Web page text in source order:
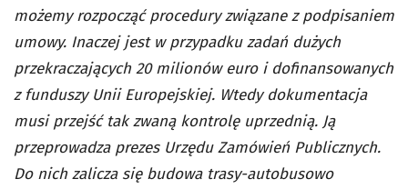
możemy rozpocząć procedury związane z podpisaniem
umowy. Inaczej jest w przypadku zadań dużych
przekraczających 20 milionów euro i dofinansowanych
z funduszy Unii Europejskiej. Wtedy dokumentacja
musi przejść tak zwaną kontrolę uprzednią. Ją
przeprowadza prezes Urzędu Zamówień Publicznych.
Do nich zalicza się budowa trasy-autobusowo